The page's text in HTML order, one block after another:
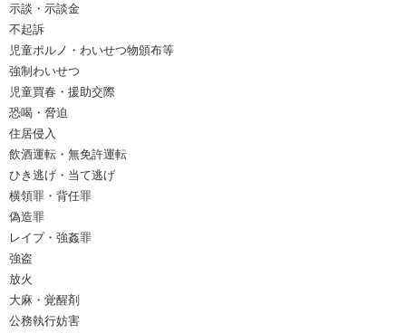
示談・示談金
不起訴
児童ポルノ・わいせつ物頒布等
強制わいせつ
児童買春・援助交際
恐喝・脅迫
住居侵入
飲酒運転・無免許運転
ひき逃げ・当て逃げ
横領罪・背任罪
偽造罪
レイプ・強姦罪
強盗
放火
大麻・覚醒剤
公務執行妨害